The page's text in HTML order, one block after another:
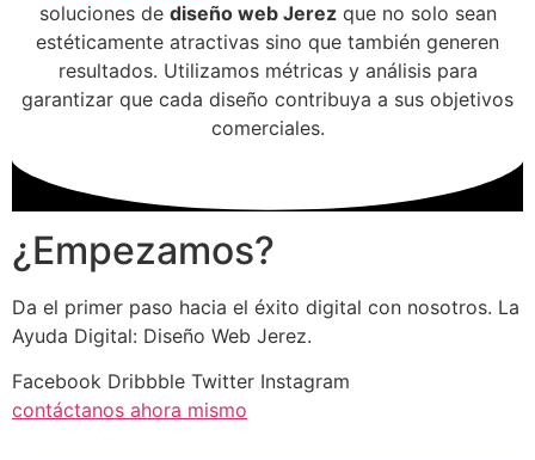
soluciones de diseño web Jerezque no solo sean
estéticamente atractivas sino que también generen
resultados. Utilizamos métricas y análisis para
garantizar que cada diseño contribuya a sus objetivos
comerciales.
¿Empezamos?
Da el primer paso hacia el éxito digital con nosotros. La
Ayuda Digital: Diseño Web Jerez.
Facebook Dribbble Twitter Instagram
contáctanos ahora mismo